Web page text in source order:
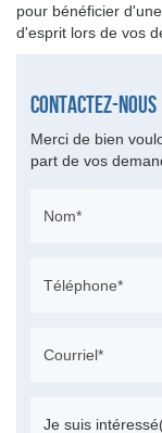
pour bénéficier
d'esprit lors de vos
Contactez-nous
Merci de bien
part de vos